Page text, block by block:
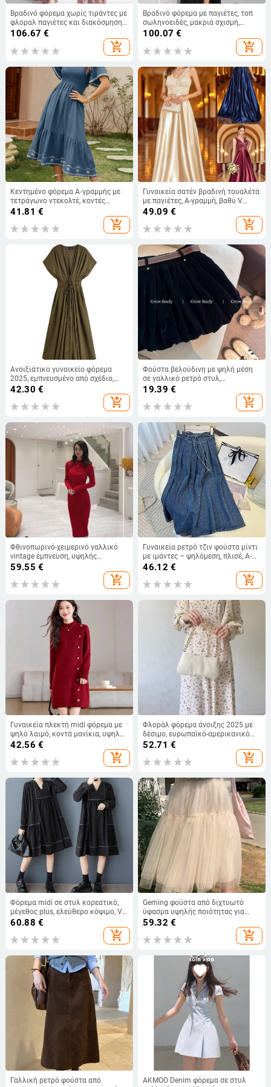
Βραδινό φόρεμα χωρίς τιράντες με
φλοραλ παγιέτες και διακόσμηση
με χάντρες στην πλάτη, μακριά
φούστα, μέση μεσαίου πλάτους,
συνδυασμός πολυεστέρα-
106.67 €
add_shopping_cart
Βραδινό φόρεμα με παγιέτες, τοπ
σωληνοειδές, μακριά σχισμή,
εφαρμοστό, χωρίς μανίκια, με
100.07 €
add_shopping_cart
Κεντημένο φόρεμα Α‑γραμμής με
τετράγωνο ντεκολτέ, κοντές
φουσκωτές μανίκες και πιέτες,
41.81 €
add_shopping_cart
Γυναικεία σατέν βραδινή τουαλέτα
με παγιέτες, Α-γραμμή, βαθύ V
ντεκολτέ, χωρίς μανίκια
49.09 €
add_shopping_cart
Ανοιξιάτικο γυναικείο φόρεμα
2025, εμπνευσμένο από σχέδιο,
διακριτικό και ευέλικτο,
εφαρμοστό, καθημερινό 2965260
42.30 €
add_shopping_cart
Φούστα βελούδινη με ψηλή μέση
σε γαλλικό ρετρό στυλ,
φθινοπωρινό-χειμερινό σχέδιο,
κολακεύει τη σιλουέτα, κοντή
φούστα
19.39 €
add_shopping_cart
Φθινοπωρινό-χειμερινό γαλλικό
vintage έμπνευση, υψηλής
ποιότητας μινιμαλιστικό πλεκτό
έμπνευση από τη Χεπμπέρν,
59.55 €
add_shopping_cart
Γυναικεία ρετρό τζιν φούστα μίντι
με ιμάντες – ψηλόμεση, πλισέ, Α-
γραμμή φούστα ομπρέλα
46.12 €
add_shopping_cart
Γυναικεία πλεκτή midi φόρεμα με
ψηλό λαιμό, κοντά μανίκια, υψηλή
μέση, φθινοπωρινό–χειμερινό
42.56 €
add_shopping_cart
Φλοράλ φόρεμα άνοιξης 2025 με
δέσιμο, ευρωπαϊκό-αμερικανικό
στυλ, μακριά μανίκια, χαλαρή
52.71 €
add_shopping_cart
Φόρεμα midi σε στυλ κορεατικό,
μέγεθος plus, ελεύθερο κόψιμο, V-
λαιμό, πάνελ με πλισέ και ραφές σε
60.88 €
add_shopping_cart
Geming φούστα από διχτυωτό
ύφασμα υψηλής ποιότητας για
γυναίκες, ψηλή μέση, Α-γραμμή,
μεσαίου μήκους, μοντέλο N801B,
άνοιξη 2026
59.32 €
add_shopping_cart
Γαλλική ρετρό φούστα από
AKMOO Denim φόρεμα σε στυλ